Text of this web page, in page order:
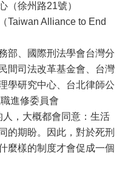
（徐州路21號）
Taiwan Alliance to End
部、國際刑法學會台灣分
間司法改革基金會、台灣
學研究中心、台北律師公
進修委員會
，大概都會同意：生活
的期盼。因此，對於死刑
麼樣的制度才會促成一個